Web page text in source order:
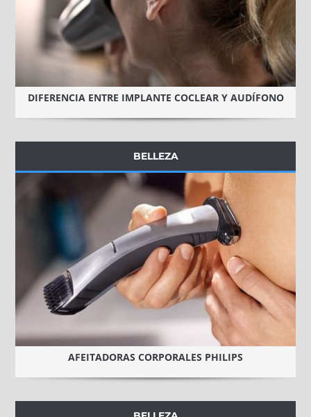
DIFERENCIA ENTRE IMPLANTE COCLEAR Y AUDÍFONO
BELLEZA
AFEITADORAS CORPORALES PHILIPS